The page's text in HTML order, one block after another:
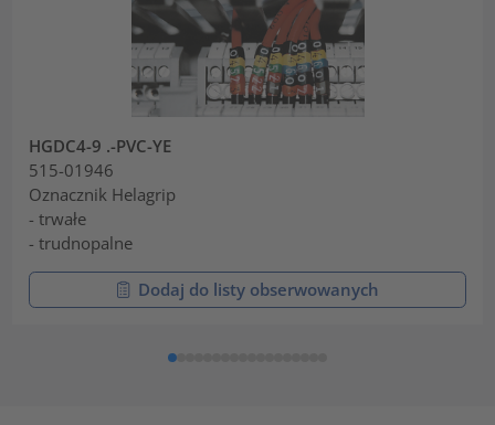
HGDC4-9 .-PVC-YE
515-01946
Oznacznik Helagrip
- trwałe
- trudnopalne
Dodaj do listy obserwowanych